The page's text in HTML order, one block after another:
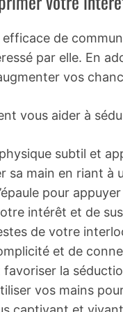
de
par elle. En
vos
vous aider à
subtil et
sa main en riant à
pour
intérêt et de
de votre
et de
la
vos mains